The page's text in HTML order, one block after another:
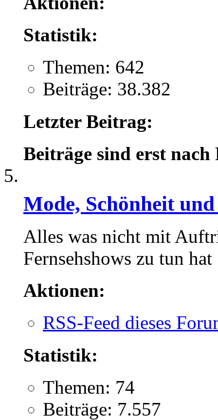
Statistik:
Themen: 642
Beiträge: 38.382
Letzter Beitrag:
Beiträge sind erst
Mode, Schönheit
Alles was nicht mit
Fernsehshows zu tun hat
Aktionen:
RSS-Feed dieses
Statistik:
Themen: 74
Beiträge: 7.557